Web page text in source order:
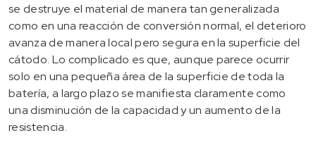
se destruye el material de manera tan generalizada
como en una reacción de conversión normal, el deterioro
avanza de manera local pero segura en la superficie del
cátodo. Lo complicado es que, aunque parece ocurrir
solo en una pequeña área de la superficie de toda la
batería, a largo plazo se manifiesta claramente como
una disminución de la capacidad y un aumento de la
resistencia.